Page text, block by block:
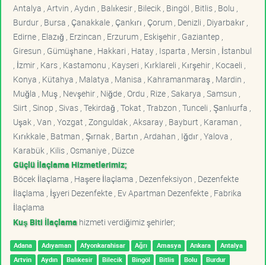
Antalya , Artvin , Aydın , Balıkesir , Bilecik , Bingöl , Bitlis , Bolu ,
Burdur , Bursa , Çanakkale , Çankırı , Çorum , Denizli , Diyarbakır ,
Edirne , Elazığ , Erzincan , Erzurum , Eskişehir , Gaziantep ,
Giresun , Gümüşhane , Hakkari , Hatay , Isparta , Mersin , İstanbul
, İzmir , Kars , Kastamonu , Kayseri , Kırklareli , Kırşehir , Kocaeli ,
Konya , Kütahya , Malatya , Manisa , Kahramanmaraş , Mardin ,
Muğla , Muş , Nevşehir , Niğde , Ordu , Rize , Sakarya , Samsun ,
Siirt , Sinop , Sivas , Tekirdağ , Tokat , Trabzon , Tunceli , Şanlıurfa ,
Uşak , Van , Yozgat , Zonguldak , Aksaray , Bayburt , Karaman ,
Kırıkkale , Batman , Şırnak , Bartın , Ardahan , Iğdır , Yalova ,
Karabük , Kilis , Osmaniye , Düzce
Güçlü İlaçlama Hizmetlerimiz;
Böcek İlaçlama , Haşere İlaçlama , Dezenfeksiyon , Dezenfekte
İlaçlama , İşyeri Dezenfekte , Ev Apartman Dezenfekte , Fabrika
İlaçlama
Kuş Biti İlaçlama hizmeti verdiğimiz şehirler;
Adana Adıyaman Afyonkarahisar Ağrı Amasya Ankara
Antalya
Artvin
Aydın Balıkesir Bilecik Bingöl Bitlis Bolu Burdur